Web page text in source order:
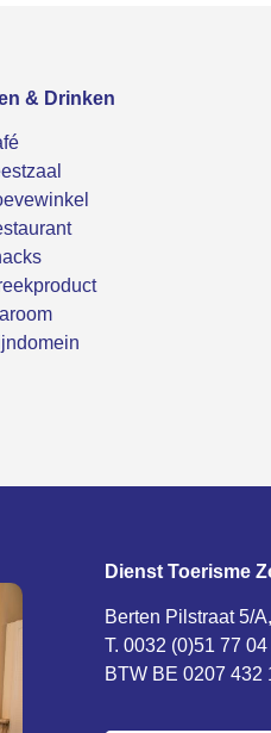
& Drinken
Dienst Toerisme
Berten Pilstraat 5/
T. 0032 (0)51 77
BTW BE 0207 432